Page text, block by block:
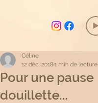
Pour une pause
douillette...
Céline
12 déc. 20181 min de lecture